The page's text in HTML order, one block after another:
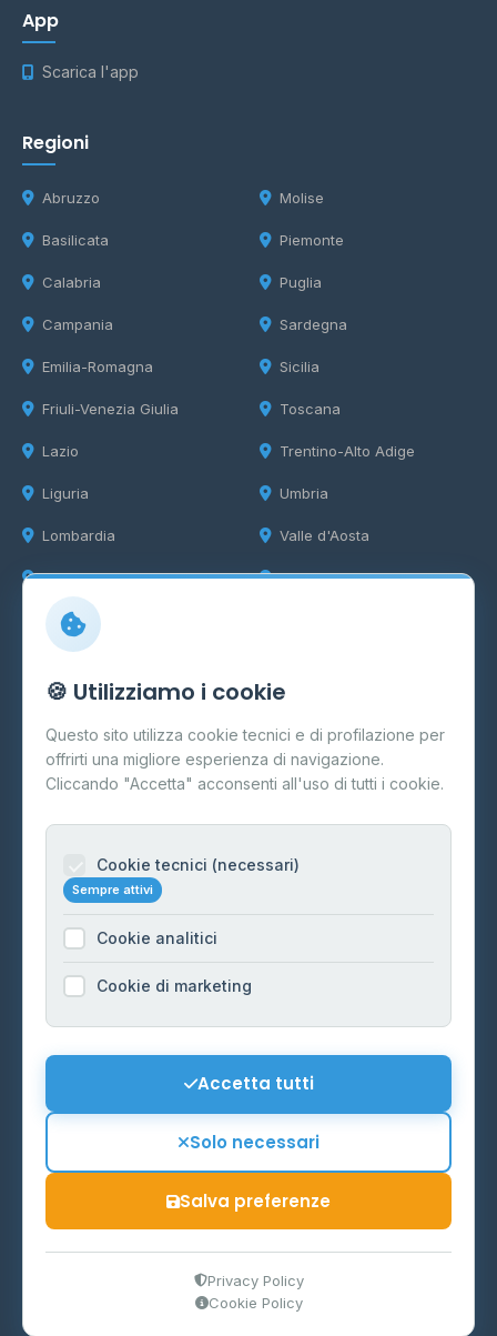
App
Scarica l'app
Regioni
Abruzzo
Basilicata
Calabria
Campania
Emilia-Romagna
Friuli-Venezia Giulia
Lazio
Liguria
Lombardia
Marche
Molise
Piemonte
Puglia
Sardegna
Sicilia
Toscana
Trentino-Alto Adige
Umbria
Valle d'Aosta
Veneto
Info
Cos'è il GPL
FAQ
Contatti
Informazioni legali
Cookie Policy
Preferenze Cookie
Mappa del sito
P.IVA 03859300364
Ministero delle Imprese e del Made in Italy
🍪 Utilizziamo i cookie
Questo sito utilizza cookie tecnici e di profilazione per
offrirti una migliore esperienza di navigazione.
Cliccando "Accetta" acconsenti all'uso di tutti i cookie.
Cookie tecnici (necessari)
Sempre attivi
Cookie analitici
Cookie di marketing
Accetta tutti
Solo necessari
Salva preferenze
Privacy Policy
Cookie Policy